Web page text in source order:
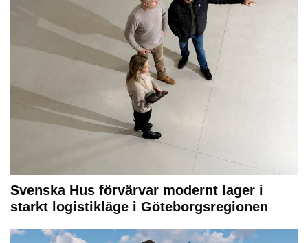
Svenska Hus förvärvar modernt lager i
starkt logistikläge i Göteborgsregionen